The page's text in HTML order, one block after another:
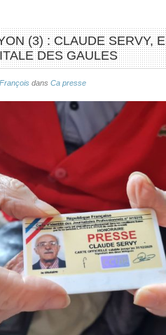
(3) : CLAUDE SERVY,
DES GAULES
dans Ca presse